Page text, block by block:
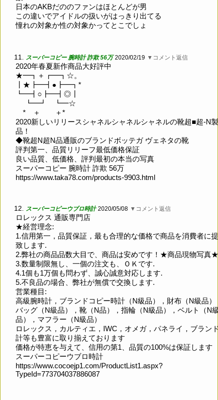
日本のAKBだののファンはほとんどが男
この違いでアイドルの扱いがはっきり出てる
憧れの対象か性の対象かってとこでしょ
11. スーパーコピー 腕時計 詐欺 56万 2020/02/19 ▼コメント返信
2020年春夏新作商品大好評中
★━┓＋┏━┓☆。
┃★┣━┫●┣━┓*
┗━┫○┣━┫◎┃
┗━┛ ┗━☆
* ＋ ＋*
2020新しいリリースシャネルシャネルシャネルの靴超■超-N製
品！
◆靴超N超N品通販のブランドボッテガ ヴェネタの靴
評判第一、品質リリーフ最低価格保証
良い品質、低価格、評判最初の本当の写真
スーパーコピー 腕時計 詐欺 56万
https://www.taka78.com/products-9903.html
12. スーパーコピーウブロ時計 2020/05/08 ▼コメント返信
ロレックス 通販専門店
★経営理念:
1.信用第一，品質保証，最も合理的な価格で商品を消費者に
致します.
2.弊社の商品品数大目で、商品は安めです！★商品現物写真★
3.数量制限無し、一個の注文も、ＯＫです.
4.1個も1万個も問わず、誠心誠意対応します.
5.不良品の場合、弊社が無償で交換します.
営業種目:
高級腕時計，ブランドコピー時計（N級品），財布（N級品）
バッグ（N級品），靴（N品），指輪（N級品），ベルト（N
品），マフラー（N級品）
ロレックス，カルティエ，IWC，オメガ，パネライ，ブラン
計等も豊富に取り揃えております
価格が特恵を与えて、信用の第1、品質の100%は保証します
スーパーコピーウブロ時計
https://www.cocoejp1.com/ProductList1.aspx?
TypeId=773704037886087